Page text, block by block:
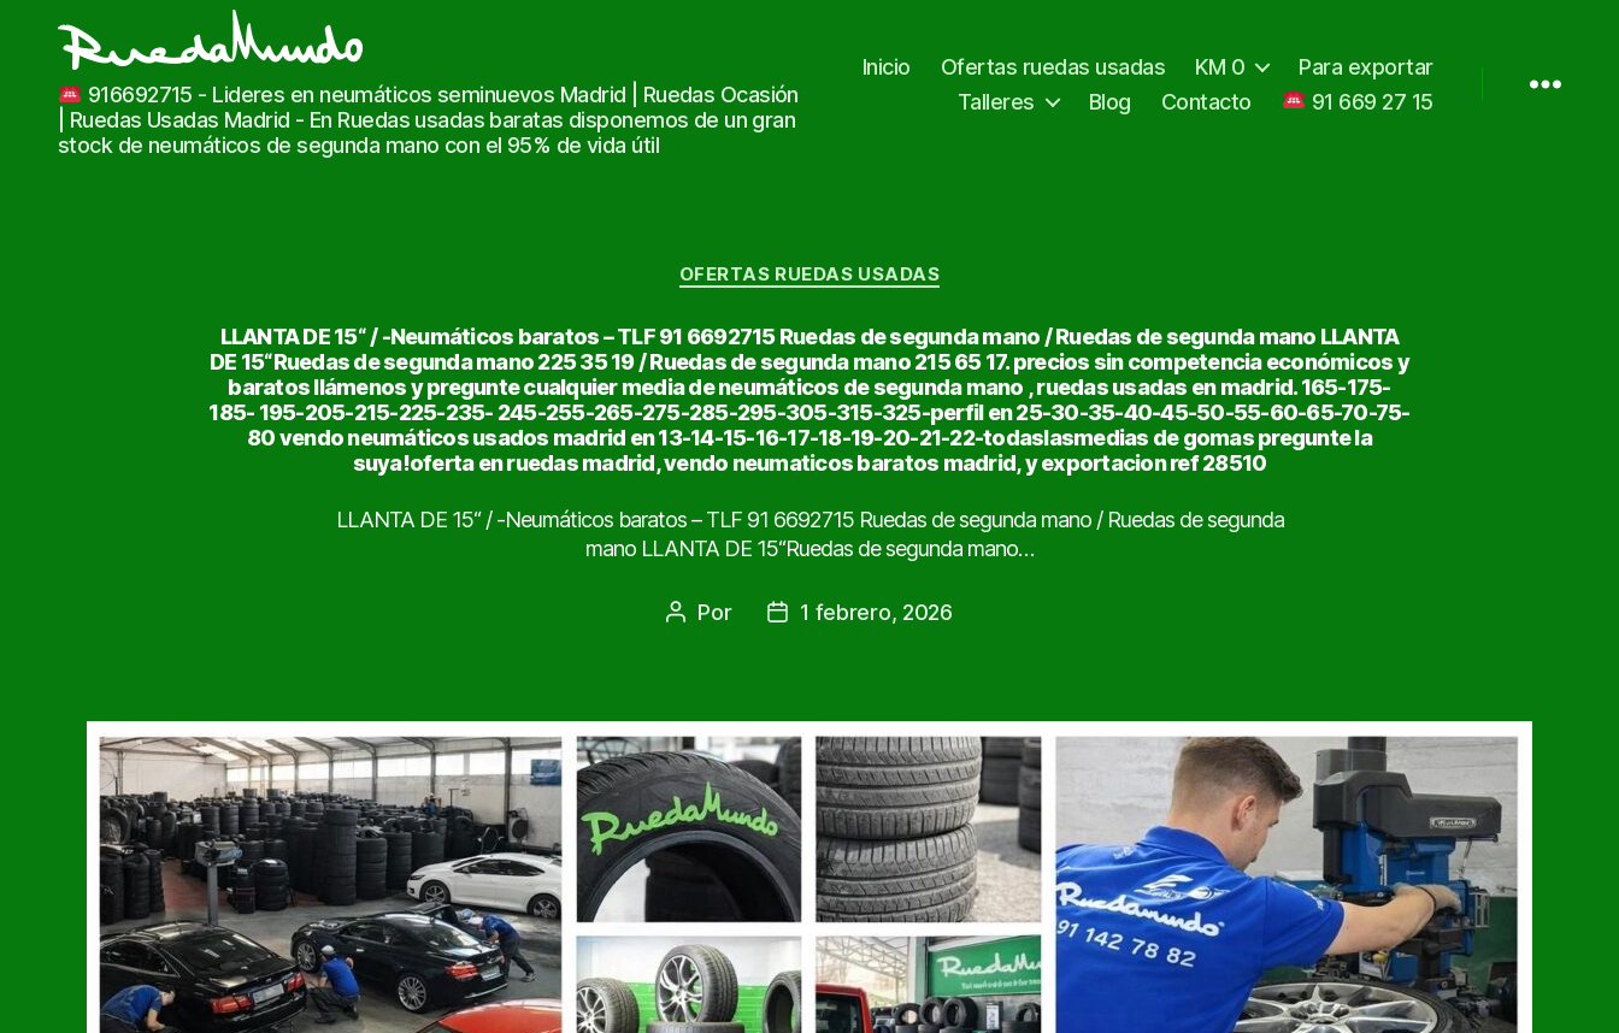
Ruedas
Usadas
Baratas
|
916692715 - Lideres en neumáticos seminuevos Madrid | Ruedas Ocasión
| Ruedas Usadas Madrid - En Ruedas usadas baratas disponemos de un gran
stock de neumáticos de segunda mano con el 95% de vida útil
Inicio Ofertas ruedas usadas KM 0
Para exportar
Talleres
Blog Contacto 91 669 27 15
Categorías
OFERTAS RUEDAS USADAS
LLANTA DE 15“ / -Neumáticos baratos – TLF 91 6692715 Ruedas de segunda mano / Ruedas de segunda mano LLANTA
DE 15“Ruedas de segunda mano 225 35 19 / Ruedas de segunda mano 215 65 17. precios sin competencia económicos y
baratos llámenos y pregunte cualquier media de neumáticos de segunda mano , ruedas usadas en madrid. 165-175-
185- 195-205-215-225-235- 245-255-265-275-285-295-305-315-325-perfil en 25-30-35-40-45-50-55-60-65-70-75-
80 vendo neumáticos usados madrid en 13-14-15-16-17-18-19-20-21-22-todaslasmedias de gomas pregunte la
suya!oferta en ruedas madrid, vendo neumaticos baratos madrid, y exportacion ref 28510
LLANTA DE 15“ / -Neumáticos baratos – TLF 91 6692715 Ruedas de segunda mano / Ruedas de segunda
mano LLANTA DE 15“Ruedas de segunda mano…
Autor
Por
Fecha
1 febrero, 2026